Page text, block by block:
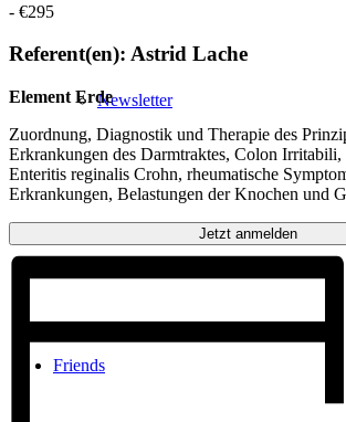
Newsletter
Friends
- €295
Referent(en): Astrid Lache
Element Erde
Zuordnung, Diagnostik und Therapie des
Erkrankungen des Darmtraktes, Colon Irritabili,
Enteritis reginalis Crohn, rheumatische
Erkrankungen, Belastungen der Knochen und
Jetzt anmelden